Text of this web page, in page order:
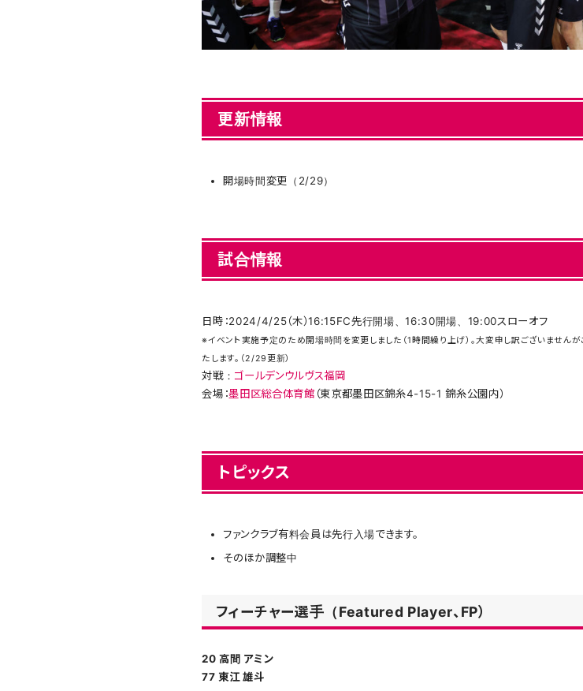
更新情報
開場時間変更（2/29）
試合情報
日時：2024/4/25（木）16:15FC先行開場、16:30開場、19:00スローオフ
※イベント実施予定のため開場時間を変更しました（1時間繰り上げ）。大変申し訳ございません
たします。（2/29更新）
対戦： ゴールデンウルヴス福岡
会場：墨田区総合体育館 （東京都墨田区錦糸4-15-1 錦糸公園内）
トピックス
ファンクラブ有料会員は先行入場できます。
そのほか調整中
フィーチャー選手（Featured Player、FP）
20 高間 アミン
77 東江 雄斗